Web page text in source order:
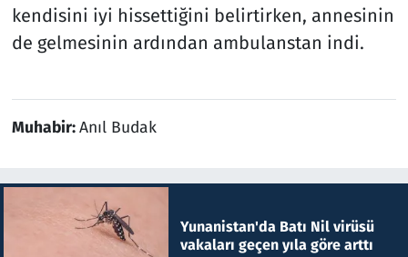
kendisini iyi hissettiğini belirtirken, annesinin
de gelmesinin ardından ambulanstan indi.
Muhabir:Anıl Budak
Yunanistan'da Batı Nil virüsü
vakaları geçen yıla göre arttı